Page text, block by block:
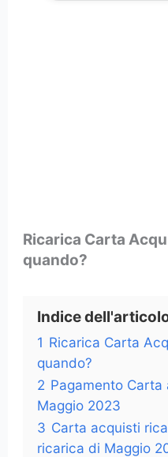
Ricarica Carta
quando?
Indice
1 Ricarica Carta
quando?
2 Pagamento
Maggio 2023
3 Carta acquisti
ricarica di Maggio